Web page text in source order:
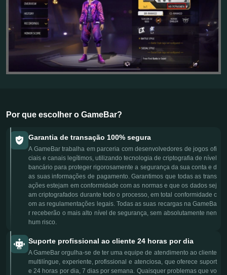
Por que escolher o GameBar?
Garantia de transação 100% segura
A GameBar trabalha em parceria com desenvolvedores de jogos ofi
ciais e canais legítimos, utilizando tecnologia de criptografia de nível
bancário para proteger rigorosamente a segurança da sua conta e d
as suas informações de pagamento. Garantimos que todas as trans
ações estejam em conformidade com as normas e que os dados sej
am criptografados durante todo o processo, em total conformidade c
om as regulamentações legais. Todas as suas recargas na GameBa
r receberão o mais alto nível de segurança, sem absolutamente nen
hum risco.
Suporte profissional ao cliente 24 horas por dia
A GameBar orgulha-se de ter uma equipe de atendimento ao cliente
multilíngue, experiente, profissional e atenciosa, que oferece suport
e 24 horas por dia, 7 dias por semana. Quaisquer problemas que vo